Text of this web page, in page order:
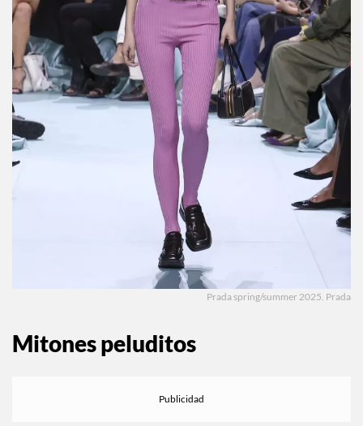
Prada spring/summer 2025. Prada
Mitones peluditos